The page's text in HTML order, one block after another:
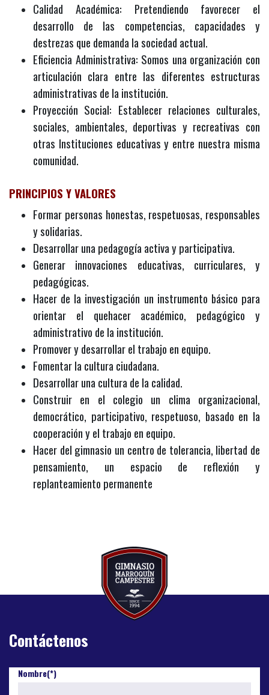
Calidad Académica: Pretendiendo favorecer el
desarrollo de las competencias, capacidades y
destrezas que demanda la sociedad actual.
Eficiencia Administrativa: Somos una organización con
articulación clara entre las diferentes estructuras
administrativas de la institución.
Proyección Social: Establecer relaciones culturales,
sociales, ambientales, deportivas y recreativas con
otras Instituciones educativas y entre nuestra misma
comunidad.
PRINCIPIOS Y VALORES
Formar personas honestas, respetuosas, responsables
y solidarias.
Desarrollar una pedagogía activa y participativa.
Generar innovaciones educativas, curriculares, y
pedagógicas.
Hacer de la investigación un instrumento básico para
orientar el quehacer académico, pedagógico y
administrativo de la institución.
Promover y desarrollar el trabajo en equipo.
Fomentar la cultura ciudadana.
Desarrollar una cultura de la calidad.
Construir en el colegio un clima organizacional,
democrático, participativo, respetuoso, basado en la
cooperación y el trabajo en equipo.
Hacer del gimnasio un centro de tolerancia, libertad de
pensamiento, un espacio de reflexión y
replanteamiento permanente
Contáctenos